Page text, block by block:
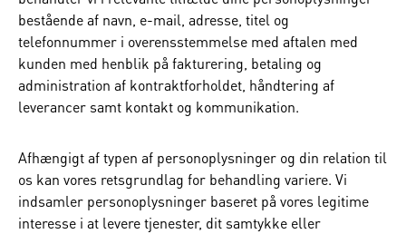
bestående af navn, e-mail, adresse, titel og
telefonnummer i overensstemmelse med aftalen med
kunden med henblik på fakturering, betaling og
administration af kontraktforholdet, håndtering af
leverancer samt kontakt og kommunikation.
Afhængigt af typen af personoplysninger og din relation til
os kan vores retsgrundlag for behandling variere. Vi
indsamler personoplysninger baseret på vores legitime
interesse i at levere tjenester, dit samtykke eller